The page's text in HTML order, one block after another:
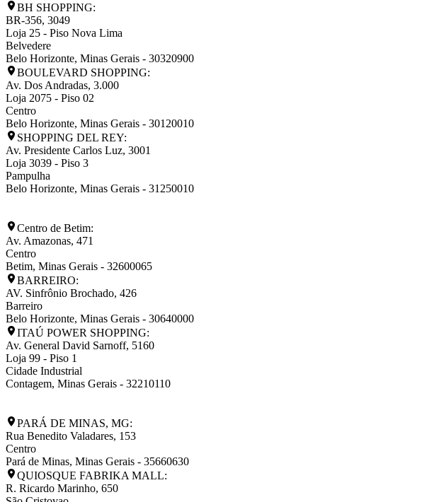
BH SHOPPING:
BR-356, 3049
Loja 25 - Piso Nova Lima
Belvedere
Belo Horizonte, Minas Gerais - 30320900
BOULEVARD SHOPPING:
Av. Dos Andradas, 3.000
Loja 2075 - Piso 02
Centro
Belo Horizonte, Minas Gerais - 30120010
SHOPPING DEL REY:
Av. Presidente Carlos Luz, 3001
Loja 3039 - Piso 3
Pampulha
Belo Horizonte, Minas Gerais - 31250010
Centro de Betim:
Av. Amazonas, 471
Centro
Betim, Minas Gerais - 32600065
BARREIRO:
AV. Sinfrônio Brochado, 426
Barreiro
Belo Horizonte, Minas Gerais - 30640000
ITAÚ POWER SHOPPING:
Av. General David Sarnoff, 5160
Loja 99 - Piso 1
Cidade Industrial
Contagem, Minas Gerais - 32210110
PARÁ DE MINAS, MG:
Rua Benedito Valadares, 153
Centro
Pará de Minas, Minas Gerais - 35660630
QUIOSQUE FABRIKA MALL:
R. Ricardo Marinho, 650